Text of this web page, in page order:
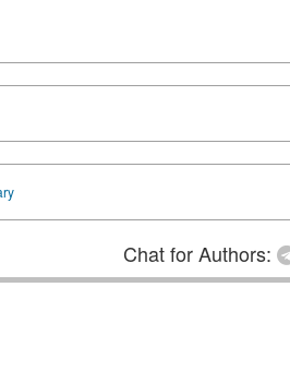
Chat for Authors: